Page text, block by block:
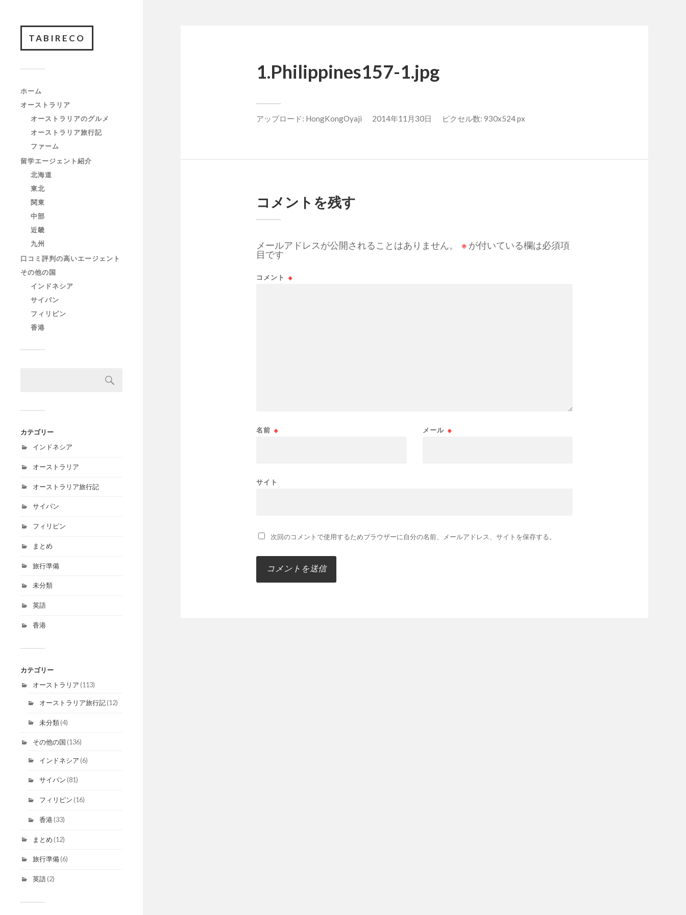
TABIRECO
ホーム
オーストラリア
オーストラリアのグルメ
オーストラリア旅行記
ファーム
留学エージェント紹介
北海道
東北
関東
中部
近畿
九州
口コミ評判の高いエージェント
その他の国
インドネシア
サイパン
フィリピン
香港
カテゴリー
インドネシア
オーストラリア
オーストラリア旅行記
サイパン
フィリピン
まとめ
旅行準備
未分類
英語
香港
カテゴリー
オーストラリア (113)
オーストラリア旅行記(12)
未分類(4)
その他の国 (136)
インドネシア (6)
サイパン (81)
フィリピン (16)
香港(33)
まとめ (12)
旅行準備(6)
英語(2)
1.Philippines157-1.jpg
アップロード: HongKongOyaji 2014年11月30日 ピクセル数: 930x524 px
コメントを残す
メールアドレスが公開されることはありません。 ※ が付いている欄は必須項
目です
コメント ※
名前 ※ メール ※
サイト
次回のコメントで使用するためブラウザーに自分の名前、メールアドレス、サイトを保存する。